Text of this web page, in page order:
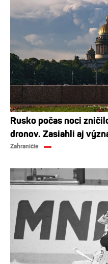
Rusko počas noci
dronov. Zasiahli aj
Zahraničie